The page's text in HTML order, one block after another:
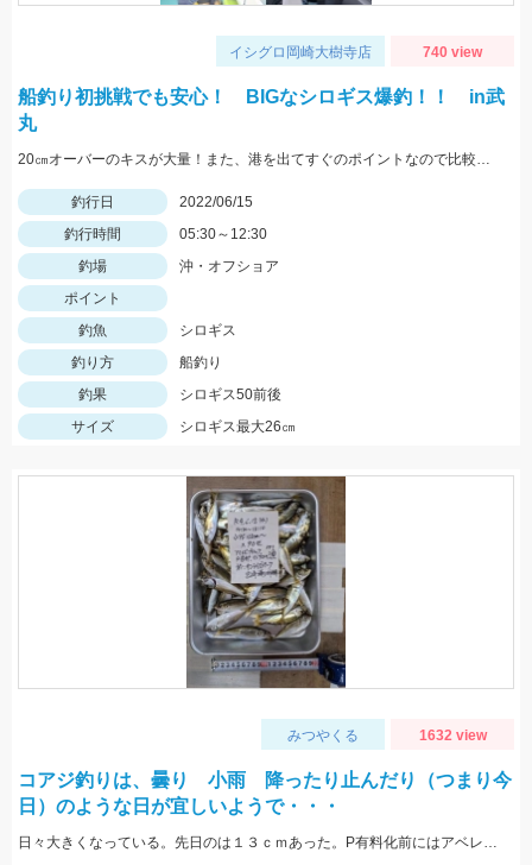
イシグロ岡崎大樹寺店 740 view
船釣り初挑戦でも安心！ BIGなシロギス爆釣！！ in武
丸
20㎝オーバーのキスが大量！また、港を出てすぐのポイントなので比較的波が穏やかなので船釣りが初めての方にオススメ！
釣行日
2022/06/15
釣行時間
05:30～12:30
釣場
沖・オフショア
ポイント
釣魚
シロギス
釣り方
船釣り
釣果
シロギス50前後
サイズ
シロギス最大26㎝
みつやくる 1632 view
コアジ釣りは、曇り 小雨 降ったり止んだり（つまり今
日）のような日が宜しいようで・・・
日々大きくなっている。先日のは１３ｃｍあった。P有料化前にはアベレージで１４，５ｃｍになっていると良いのだが。